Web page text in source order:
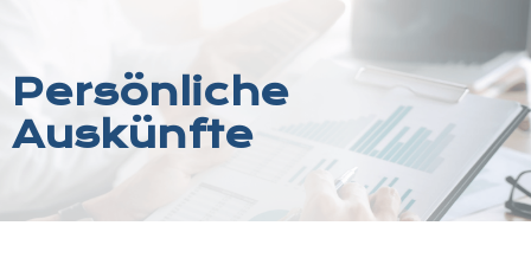
Persönliche
Auskünfte